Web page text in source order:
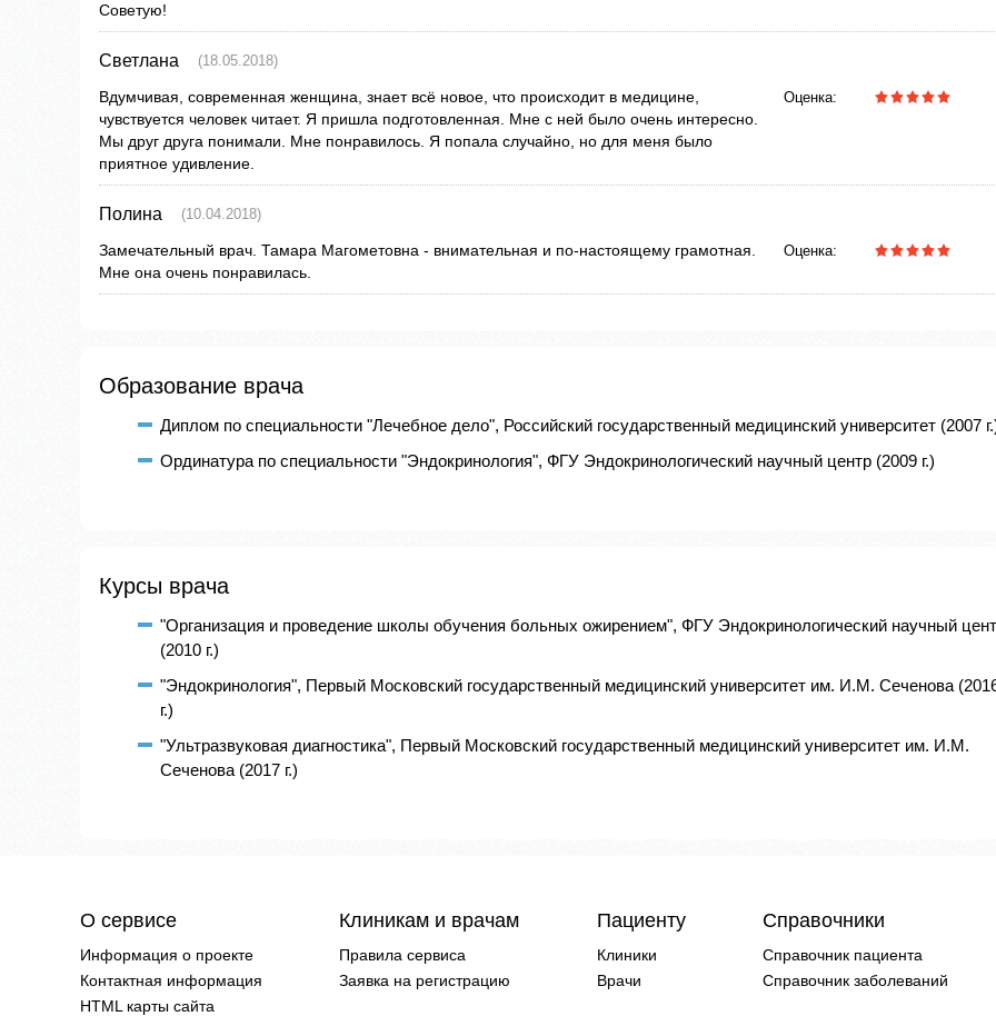
Советую!
Светлана (18.05.2018)
Вдумчивая, современная женщина, знает всё новое, что происходит в медицине,
чувствуется человек читает. Я пришла подготовленная. Мне с ней было очень интересно.
Мы друг друга понимали. Мне понравилось. Я попала случайно, но для меня было
приятное удивление.
Оценка:
Полина (10.04.2018)
Замечательный врач. Тамара Магометовна - внимательная и по-настоящему грамотная.
Мне она очень понравилась.
Оценка:
Образование врача
Диплом по специальности "Лечебное дело", Российский государственный медицинский университет (2007
Ординатура по специальности "Эндокринология", ФГУ Эндокринологический научный центр (2009 г.)
Курсы врача
"Организация и проведение школы обучения больных ожирением", ФГУ Эндокринологический научный
(2010 г.)
"Эндокринология", Первый Московский государственный медицинский университет им. И.М. Сеченова
г.)
"Ультразвуковая диагностика", Первый Московский государственный медицинский университет им. И.М.
Сеченова (2017 г.)
О сервисе
Информация о проекте
Контактная информация
HTML карты сайта
Клиникам и врачам
Правила сервиса
Заявка на регистрацию
Пациенту
Клиники
Врачи
Справочники
Справочник пациента
Справочник заболеваний